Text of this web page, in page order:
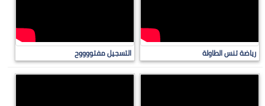
رياضة تنس الطاولة التسجيل مفتووووح